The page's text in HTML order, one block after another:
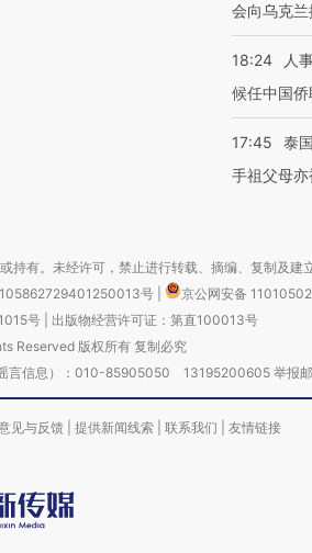
会向乌克
18:24
人
候任中国
17:45
泰
手祖父母
有。未经许可，禁止进行转载、摘编、复制及建
号
京公网安备
号| 出版物经营许可证：第直100013号
Reserved 版权所有 复制必究
言信息）：010-85905050 13195200605 举报
见与反馈 提供新闻线索 联系我们 友情链接